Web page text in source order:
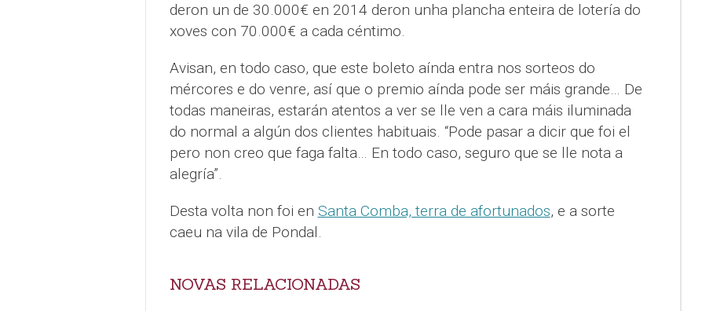
deron un de 30.000€ en 2014 deron unha plancha enteira de lotería do
xoves con 70.000€ a cada céntimo.
Avisan, en todo caso, que este boleto aínda entra nos sorteos do
mércores e do venre, así que o premio aínda pode ser máis grande… De
todas maneiras, estarán atentos a ver se lle ven a cara máis iluminada
do normal a algún dos clientes habituais. “Pode pasar a dicir que foi el
pero non creo que faga falta… En todo caso, seguro que se lle nota a
alegría”.
Desta volta non foi en Santa Comba, terra de afortunados, e a sorte
caeu na vila de Pondal.
NOVAS RELACIONADAS